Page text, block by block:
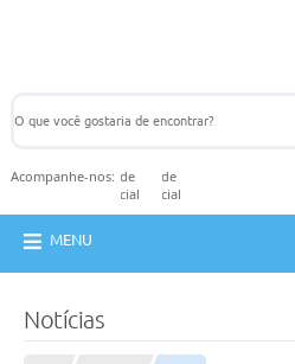
Acompanhe-nos:
MENU
Notícias